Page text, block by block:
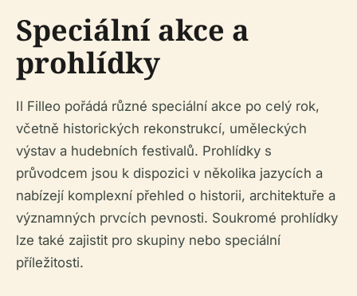
Speciální akce a
prohlídky
Il Filleo pořádá různé speciální akce po celý rok,
včetně historických rekonstrukcí, uměleckých
výstav a hudebních festivalů. Prohlídky s
průvodcem jsou k dispozici v několika jazycích a
nabízejí komplexní přehled o historii, architektuře a
významných prvcích pevnosti. Soukromé prohlídky
lze také zajistit pro skupiny nebo speciální
příležitosti.